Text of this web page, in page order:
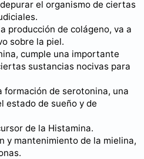
el organismo de ciertas
producción de colágeno, va a
sobre la piel.
cumple una importante
sustancias nocivas para
formación de serotonina, una
estado de sueño y de
de la Histamina.
y mantenimiento de la mielina,